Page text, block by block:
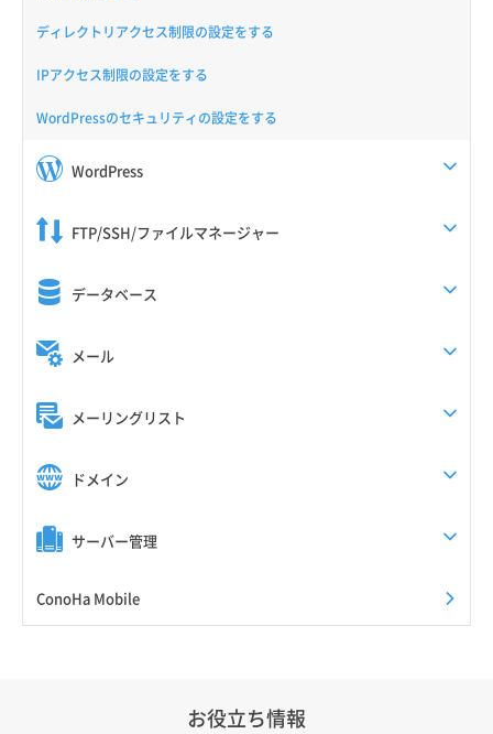
ディレクトリアクセス制限の設定をする
IPアクセス制限の設定をする
WordPressのセキュリティの設定をする
WordPress
FTP/SSH/ファイルマネージャー
データベース
メール
メーリングリスト
ドメイン
サーバー管理
ConoHa Mobile
お役立ち情報